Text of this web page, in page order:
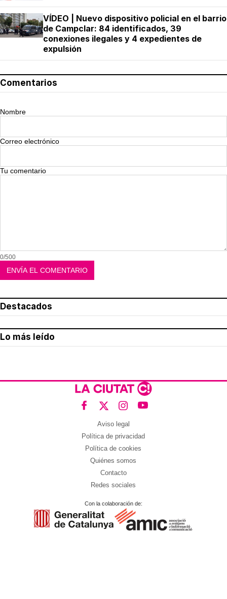
VÍDEO | Nuevo dispositivo policial en el barrio
de Campclar: 84 identificados, 39
conexiones ilegales y 4 expedientes de
expulsión
Comentarios
Nombre
Correo electrónico
Tu comentario
0/500
Destacados
Lo más leído
Aviso legal
Política de privacidad
Política de cookies
Quiénes somos
Contacto
Redes sociales
Con la colaboración de: